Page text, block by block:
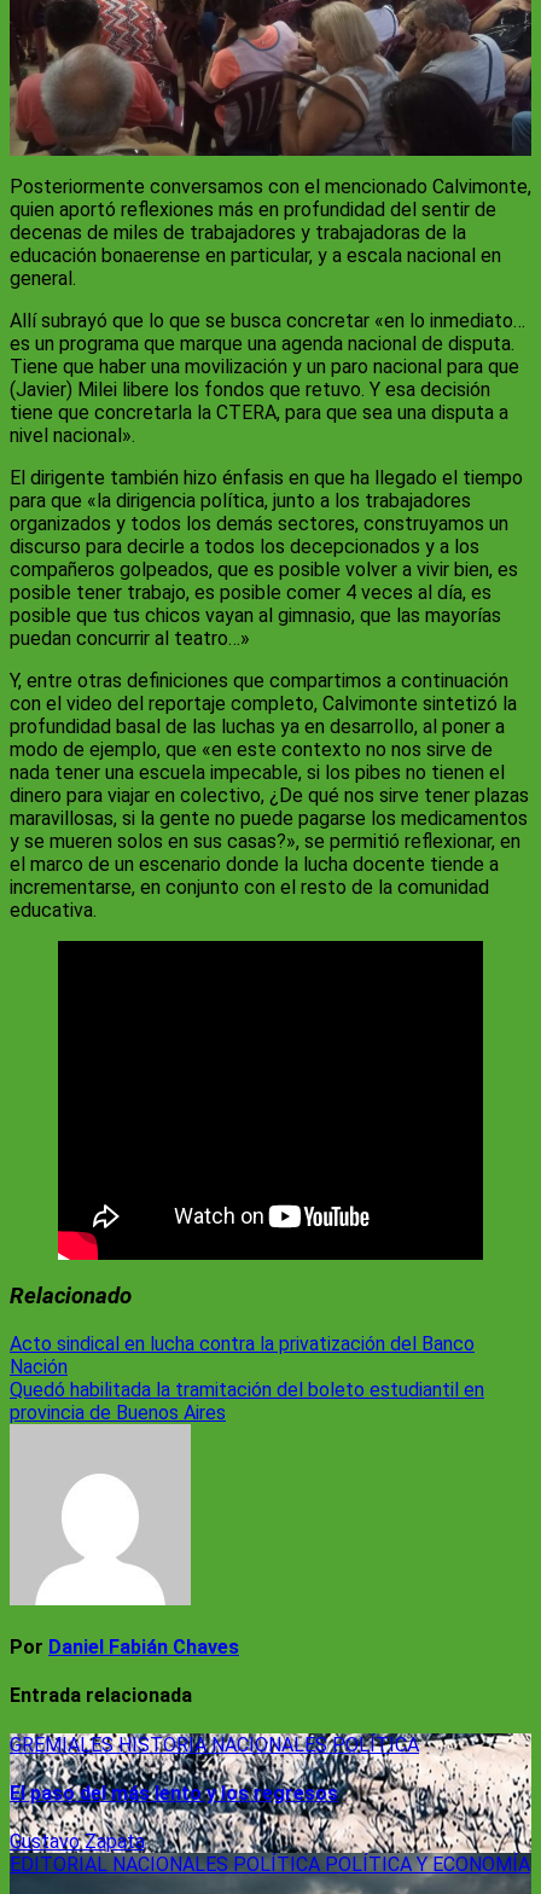
Posteriormente conversamos con el mencionado Calvimonte,
quien aportó reflexiones más en profundidad del sentir de
decenas de miles de trabajadores y trabajadoras de la
educación bonaerense en particular, y a escala nacional en
general.
Allí subrayó que lo que se busca concretar «en lo inmediato…
es un programa que marque una agenda nacional de disputa.
Tiene que haber una movilización y un paro nacional para que
(Javier) Milei libere los fondos que retuvo. Y esa decisión
tiene que concretarla la CTERA, para que sea una disputa a
nivel nacional».
El dirigente también hizo énfasis en que ha llegado el tiempo
para que «la dirigencia política, junto a los trabajadores
organizados y todos los demás sectores, construyamos un
discurso para decirle a todos los decepcionados y a los
compañeros golpeados, que es posible volver a vivir bien, es
posible tener trabajo, es posible comer 4 veces al día, es
posible que tus chicos vayan al gimnasio, que las mayorías
puedan concurrir al teatro…»
Y, entre otras definiciones que compartimos a continuación
con el video del reportaje completo, Calvimonte sintetizó la
profundidad basal de las luchas ya en desarrollo, al poner a
modo de ejemplo, que «en este contexto no nos sirve de
nada tener una escuela impecable, si los pibes no tienen el
dinero para viajar en colectivo, ¿De qué nos sirve tener plazas
maravillosas, si la gente no puede pagarse los medicamentos
y se mueren solos en sus casas?», se permitió reflexionar, en
el marco de un escenario donde la lucha docente tiende a
incrementarse, en conjunto con el resto de la comunidad
educativa.
Relacionado
Navegación
de
entradas
Acto sindical en lucha contra la privatización del Banco
Nación
Quedó habilitada la tramitación del boleto estudiantil en
provincia de Buenos Aires
Por Daniel Fabián Chaves
Entrada relacionada
GREMIALESHISTORIANACIONALESPOLÍTICA
El paso del más lento y los regresos
Gustavo Zapata
EDITORIAL NACIONALES POLÍTICA POLÍTICA Y ECONOMÍA